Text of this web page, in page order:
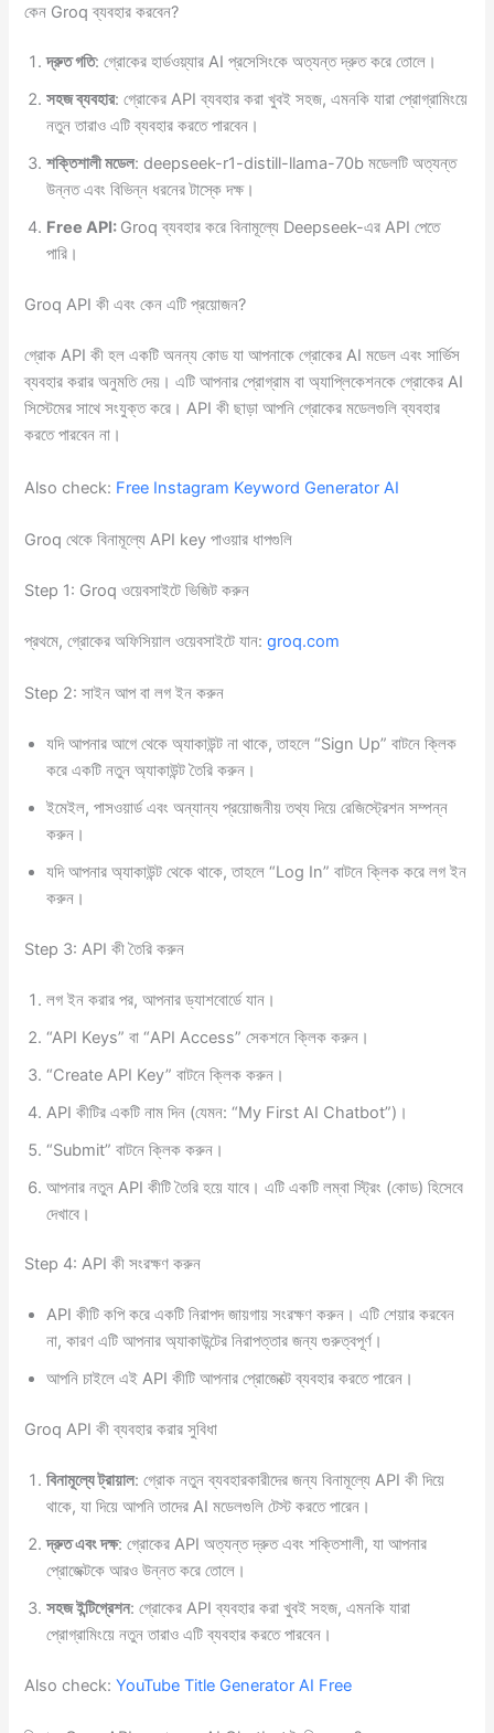
কেন Groq ব্যবহার করবেন?
দ্রুত গতি: গ্রোকের হার্ডওয়্যার AI প্রসেসিংকে অত্যন্ত দ্রুত করে তোলে।
সহজ ব্যবহার: গ্রোকের API ব্যবহার করা খুবই সহজ, এমনকি যারা প্রোগ্রামিংয়ে
নতুন তারাও এটি ব্যবহার করতে পারবেন।
শক্তিশালী মডেল: deepseek-r1-distill-llama-70b মডেলটি অত্যন্ত
উন্নত এবং বিভিন্ন ধরনের টাস্কে দক্ষ।
Free API: Groq ব্যবহার করে বিনামূল্যে Deepseek-এর API পেতে
পারি।
Groq API কী এবং কেন এটি প্রয়োজন?
গ্রোক API কী হল একটি অনন্য কোড যা আপনাকে গ্রোকের AI মডেল এবং সার্ভিস
ব্যবহার করার অনুমতি দেয়। এটি আপনার প্রোগ্রাম বা অ্যাপ্লিকেশনকে গ্রোকের AI
সিস্টেমের সাথে সংযুক্ত করে। API কী ছাড়া আপনি গ্রোকের মডেলগুলি ব্যবহার
করতে পারবেন না।
Also check: Free Instagram Keyword Generator AI
Groq থেকে বিনামূল্যে API key পাওয়ার ধাপগুলি
Step 1: Groq ওয়েবসাইটে ভিজিট করুন
প্রথমে, গ্রোকের অফিসিয়াল ওয়েবসাইটে যান:groq.com
Step 2: সাইন আপ বা লগ ইন করুন
যদি আপনার আগে থেকে অ্যাকাউন্ট না থাকে, তাহলে “Sign Up” বাটনে ক্লিক
করে একটি নতুন অ্যাকাউন্ট তৈরি করুন।
ইমেইল, পাসওয়ার্ড এবং অন্যান্য প্রয়োজনীয় তথ্য দিয়ে রেজিস্ট্রেশন সম্পন্ন
করুন।
যদি আপনার অ্যাকাউন্ট থেকে থাকে, তাহলে “Log In” বাটনে ক্লিক করে লগ ইন
করুন।
Step 3: API কী তৈরি করুন
লগ ইন করার পর, আপনার ড্যাশবোর্ডে যান।
“API Keys” বা “API Access” সেকশনে ক্লিক করুন।
“Create API Key” বাটনে ক্লিক করুন।
API কীটির একটি নাম দিন (যেমন: “My First AI Chatbot”)।
“Submit” বাটনে ক্লিক করুন।
আপনার নতুন API কীটি তৈরি হয়ে যাবে। এটি একটি লম্বা স্ট্রিং (কোড) হিসেবে
দেখাবে।
Step 4: API কী সংরক্ষণ করুন
API কীটি কপি করে একটি নিরাপদ জায়গায় সংরক্ষণ করুন। এটি শেয়ার করবেন
না, কারণ এটি আপনার অ্যাকাউন্টের নিরাপত্তার জন্য গুরুত্বপূর্ণ।
আপনি চাইলে এই API কীটি আপনার প্রোজেক্টে ব্যবহার করতে পারেন।
Groq API কী ব্যবহার করার সুবিধা
বিনামূল্যে ট্রায়াল: গ্রোক নতুন ব্যবহারকারীদের জন্য বিনামূল্যে API কী দিয়ে
থাকে, যা দিয়ে আপনি তাদের AI মডেলগুলি টেস্ট করতে পারেন।
দ্রুত এবং দক্ষ: গ্রোকের API অত্যন্ত দ্রুত এবং শক্তিশালী, যা আপনার
প্রোজেক্টকে আরও উন্নত করে তোলে।
সহজ ইন্টিগ্রেশন: গ্রোকের API ব্যবহার করা খুবই সহজ, এমনকি যারা
প্রোগ্রামিংয়ে নতুন তারাও এটি ব্যবহার করতে পারবেন।
Also check:YouTube Title Generator AI Free